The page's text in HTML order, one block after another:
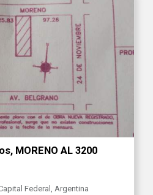
MORENO AL 3200
Federal, Argentina